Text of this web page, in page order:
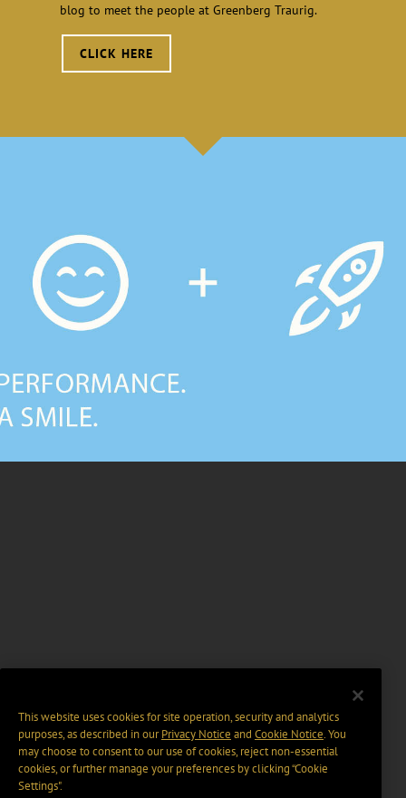
blog to meet the people at Greenberg Traurig.
CLICK HERE
This website uses cookies for site operation, security and analytics
purposes, as described in ourPrivacy Notice and Cookie Notice. You
may choose to consent to our use of cookies, reject non-essential
cookies, or further manage your preferences by clicking “Cookie
Settings".